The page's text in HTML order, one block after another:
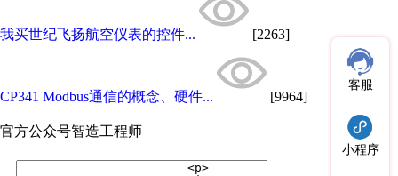
我买世纪飞扬航空仪表的控件... [2263]
CP341 Modbus通信的概念、硬件... [9964]
官方公众号智造工程师
客服
小程序